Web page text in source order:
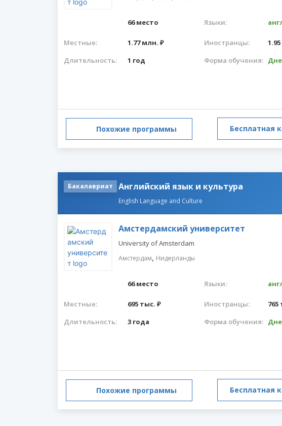
66 место Языки:
Местные: 1.77 млн. ₽ Иностранцы:
Длительность:
1 год Форма обучения:
Похожие программы Бесплатная
Бакалавриат Английский язык и культура
English Language and Culture
Амстердамский университет
University of Amsterdam
Амстердам, Нидерланды
66 место Языки:
Местные: 695 тыс. ₽ Иностранцы: 765
Длительность:
3 года Форма обучения:
Похожие программы Бесплатная